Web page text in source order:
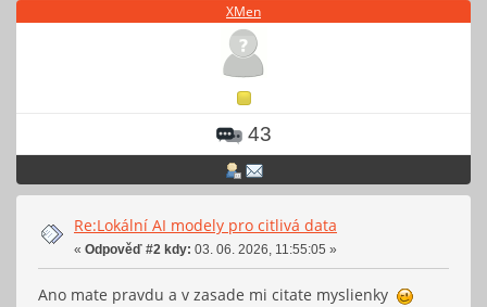
XMen
43
Re:Lokální AI modely pro citlivá data
« Odpověď #2 kdy: 03. 06. 2026, 11:55:05 »
Ano mate pravdu a v zasade mi citate myslienky